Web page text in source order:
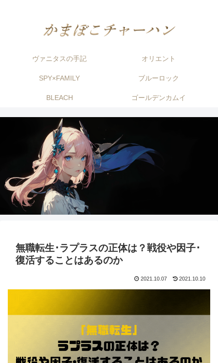
ヴァニタスの手記 オリエント
SPY×FAMILY ブルーロック
BLEACH ゴールデンカムイ
無職転生･ラプラスの正体は？戦役や因子･
復活することはあるのか
2021.10.07 2021.10.10